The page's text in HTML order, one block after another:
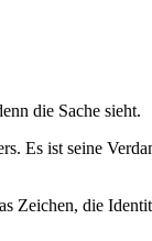
die Sache sieht.
Es ist seine
Zeichen, die